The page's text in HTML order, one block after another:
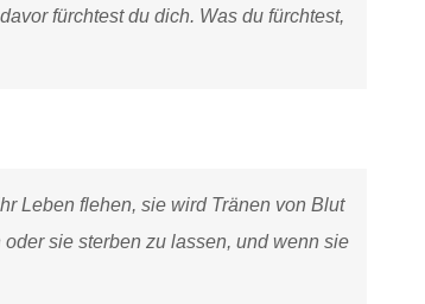
fürchtest du dich. Was du fürchtest,
Leben flehen, sie wird Tränen von Blut
sie sterben zu lassen, und wenn sie